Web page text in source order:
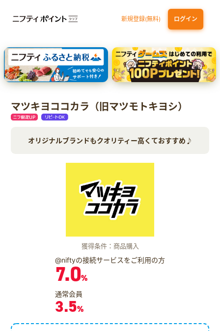
新規登録(無料) ログイン
三井住友カード ゴールド（NL）（家族カード発行） dカード GOLD
【実質初月無料】DMM | Disney+(ディズニープラス) セットプラン
SBI証券 確定拠出年金（iDeCo）
マツキヨココカラ（旧マツモトキヨシ）
オリジナルブランドもクオリティー高くておすすめ♪
獲得条件：商品購入
@niftyの接続サービスをご利用の方
7.0%
通常会員
3.5%